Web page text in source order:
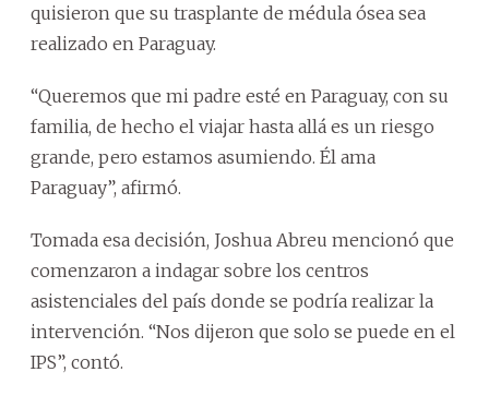
quisieron que su trasplante de médula ósea sea
realizado en Paraguay.
“Queremos que mi padre esté en Paraguay, con su
familia, de hecho el viajar hasta allá es un riesgo
grande, pero estamos asumiendo. Él ama
Paraguay”, afirmó.
Tomada esa decisión, Joshua Abreu mencionó que
comenzaron a indagar sobre los centros
asistenciales del país donde se podría realizar la
intervención. “Nos dijeron que solo se puede en el
IPS”, contó.